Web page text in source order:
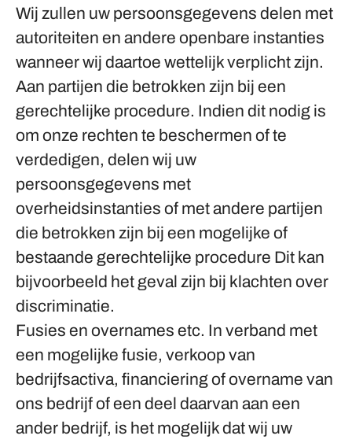
Wij zullen uw persoonsgegevens delen met
autoriteiten en andere openbare instanties
wanneer wij daartoe wettelijk verplicht zijn.
Aan partijen die betrokken zijn bij een
gerechtelijke procedure. Indien dit nodig is
om onze rechten te beschermen of te
verdedigen, delen wij uw
persoonsgegevens met
overheidsinstanties of met andere partijen
die betrokken zijn bij een mogelijke of
bestaande gerechtelijke procedure Dit kan
bijvoorbeeld het geval zijn bij klachten over
discriminatie.
Fusies en overnames etc. In verband met
een mogelijke fusie, verkoop van
bedrijfsactiva, financiering of overname van
ons bedrijf of een deel daarvan aan een
ander bedrijf, is het mogelijk dat wij uw